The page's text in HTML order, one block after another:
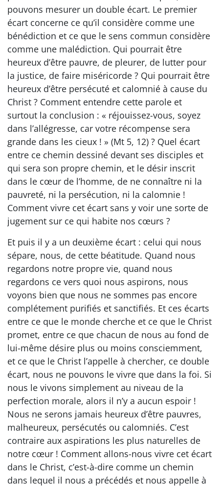
pouvons mesurer un double écart. Le premier
écart concerne ce qu’il considère comme une
bénédiction et ce que le sens commun considère
comme une malédiction. Qui pourrait être
heureux d’être pauvre, de pleurer, de lutter pour
la justice, de faire miséricorde ? Qui pourrait être
heureux d’être persécuté et calomnié à cause du
Christ ? Comment entendre cette parole et
surtout la conclusion : « réjouissez-vous, soyez
dans l’allégresse, car votre récompense sera
grande dans les cieux ! » (Mt 5, 12) ? Quel écart
entre ce chemin dessiné devant ses disciples et
qui sera son propre chemin, et le désir inscrit
dans le cœur de l’homme, de ne connaître ni la
pauvreté, ni la persécution, ni la calomnie !
Comment vivre cet écart sans y voir une sorte de
jugement sur ce qui habite nos cœurs ?
Et puis il y a un deuxième écart : celui qui nous
sépare, nous, de cette béatitude. Quand nous
regardons notre propre vie, quand nous
regardons ce vers quoi nous aspirons, nous
voyons bien que nous ne sommes pas encore
complétement purifiés et sanctifiés. Et ces écarts
entre ce que le monde cherche et ce que le Christ
promet, entre ce que chacun de nous au fond de
lui-même désire plus ou moins consciemment,
et ce que le Christ l’appelle à chercher, ce double
écart, nous ne pouvons le vivre que dans la foi. Si
nous le vivons simplement au niveau de la
perfection morale, alors il n’y a aucun espoir !
Nous ne serons jamais heureux d’être pauvres,
malheureux, persécutés ou calomniés. C’est
contraire aux aspirations les plus naturelles de
notre cœur ! Comment allons-nous vivre cet écart
dans le Christ, c’est-à-dire comme un chemin
dans lequel il nous a précédés et nous appelle à